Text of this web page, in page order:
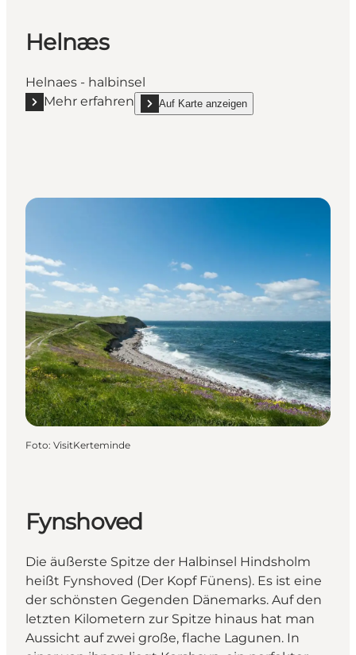
Helnæs
Helnaes - halbinsel
Mehr erfahren
Mehr erfahren "Helnæs"Auf Karte anzeigen
show Helnæs on_map
Foto: VisitKerteminde
Fynshoved
Die äußerste Spitze der Halbinsel Hindsholm
heißt Fynshoved (Der Kopf Fünens). Es ist eine
der schönsten Gegenden Dänemarks. Auf den
letzten Kilometern zur Spitze hinaus hat man
Aussicht auf zwei große, flache Lagunen. In